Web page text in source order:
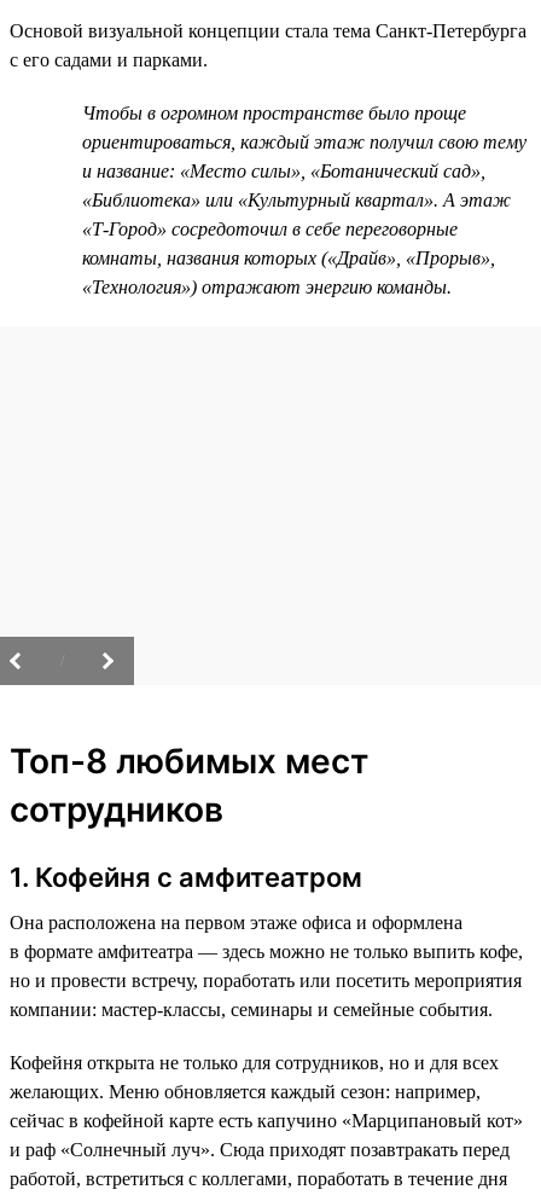
Основой визуальной концепции стала тема Санкт-Петербурга
с его садами и парками.
Чтобы в огромном пространстве было проще
ориентироваться, каждый этаж получил свою тему
и название: «Место силы», «Ботанический сад»,
«Библиотека» или «Культурный квартал». А этаж
«Т-Город» сосредоточил в себе переговорные
комнаты, названия которых («Драйв», «Прорыв»,
«Технология») отражают энергию команды.
Топ-8 любимых мест
сотрудников
1. Кофейня с амфитеатром
Она расположена на первом этаже офиса и оформлена
в формате амфитеатра — здесь можно не только выпить кофе,
но и провести встречу, поработать или посетить мероприятия
компании: мастер-классы, семинары и семейные события.
Кофейня открыта не только для сотрудников, но и для всех
желающих. Меню обновляется каждый сезон: например,
сейчас в кофейной карте есть капучино «Марципановый кот»
и раф «Солнечный луч». Сюда приходят позавтракать перед
работой, встретиться с коллегами, поработать в течение дня